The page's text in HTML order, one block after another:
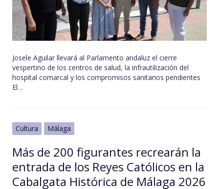
Josele Aguilar llevará al Parlamento andaluz el cierre
vespertino de los centros de salud, la infrautilización del
hospital comarcal y los compromisos sanitarios pendientes
El…
Cultura Málaga
Más de 200 figurantes recrearán la
entrada de los Reyes Católicos en la
Cabalgata Histórica de Málaga 2026